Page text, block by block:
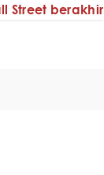
Street berakhir